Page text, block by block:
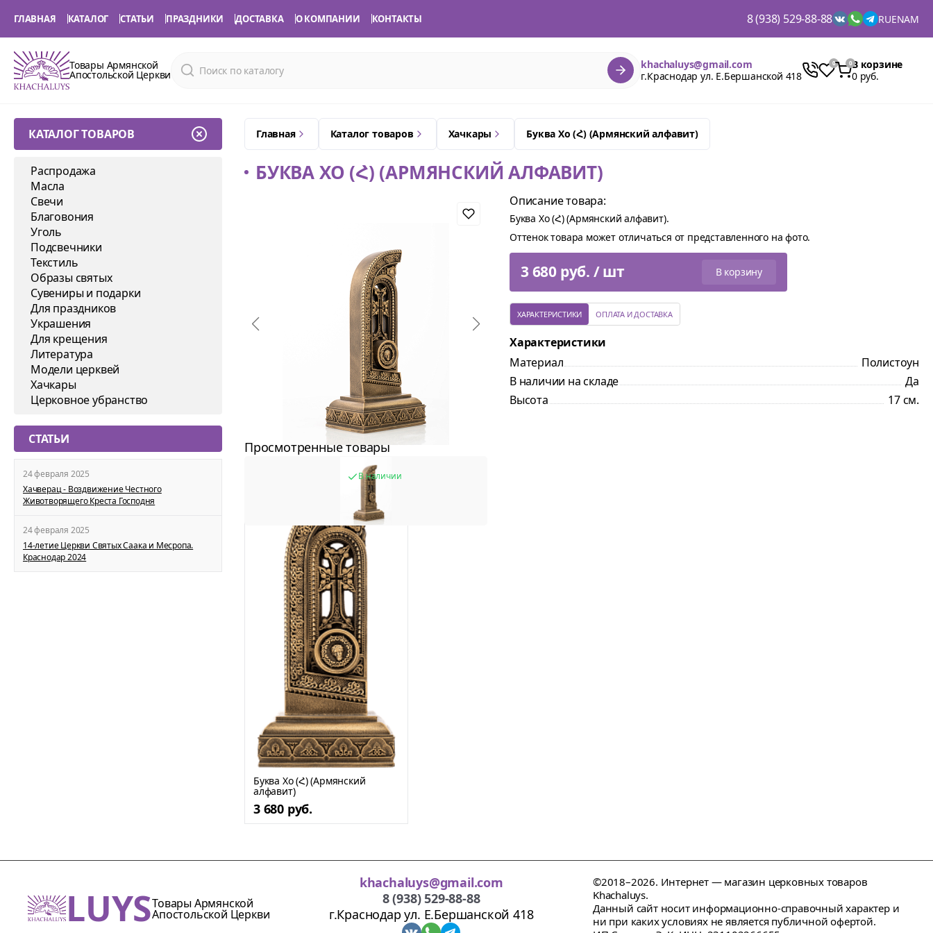
ГЛАВНАЯ КАТАЛОГ СТАТЬИ ПРАЗДНИКИ ДОСТАВКА О КОМПАНИИ КОНТАКТЫ 8 (938) 529-88-88 RUENAM
Товары Армянской
Апостольской Церкви
khachaluys@gmail.com
г.Краснодар ул. Е.Бершанской 418
В корзине
0 руб.
КАТАЛОГ ТОВАРОВ
Распродажа
Масла
Свечи
Благовония
Уголь
Подсвечники
Текстиль
Образы святых
Сувениры и подарки
Для праздников
Украшения
Для крещения
Литература
Модели церквей
Хачкары
Церковное убранство
СТАТЬИ
24 февраля 2025
Хачверац - Воздвижение Честного
Животворящего Креста Господня
24 февраля 2025
14-летие Церкви Святых Саака и Месропа.
Краснодар 2024
Главная Каталог товаров Хачкары Буква Хо (Հ) (Армянский алфавит)
БУКВА ХО (Հ) (АРМЯНСКИЙ АЛФАВИТ)
Описание товара:
Буква Хо (Հ) (Армянский алфавит).
Оттенок товара может отличаться от представленного на фото.
3 680 руб. / шт В корзину
ХАРАКТЕРИСТИКИ ОПЛАТА И ДОСТАВКА
Характеристики
Материал
Полистоун
В наличии на складе
Да
Высота
17 см.
Просмотренные товары
В наличии
Буква Хо (Հ) (Армянский
алфавит)
3 680 руб.
LUYSТовары Армянской
Апостольской Церкви
khachaluys@gmail.com
8 (938) 529-88-88
г.Краснодар ул. Е.Бершанской 418
©2018–2026. Интернет — магазин церковных товаров
Khachaluys.
Данный сайт носит информационно-справочный характер и
ни при каких условиях не является публичной офертой.